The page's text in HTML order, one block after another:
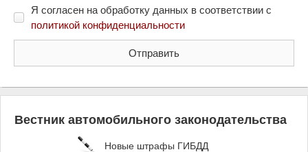
Я согласен на обработку данных в соответствии с
политикой конфиденциальности
Вестник автомобильного законодательства
Новые штрафы ГИБДД